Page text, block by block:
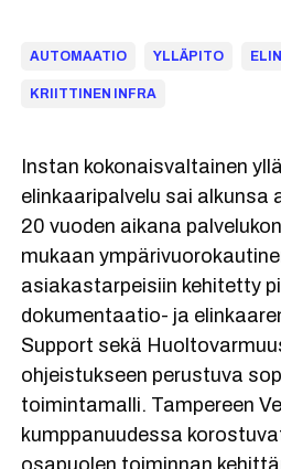
AUTOMAATIO YLLÄPITO
KRIITTINEN INFRA
Instan kokonaisvaltainen
elinkaaripalvelu sai alkunsa
20 vuoden aikana
mukaan
asiakastarpeisiin kehitetty
dokumentaatio- ja
Support sekä
ohjeistukseen perustuva
toimintamalli. Tampereen
kumppanuudessa
osapuolen toiminnan